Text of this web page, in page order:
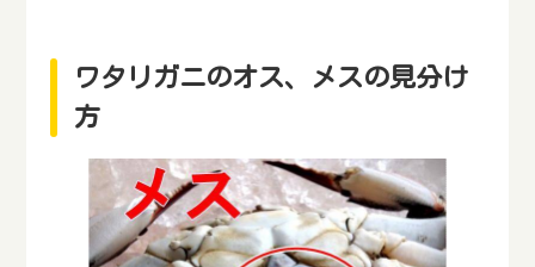
ワタリガニのオス、メスの見分け
方